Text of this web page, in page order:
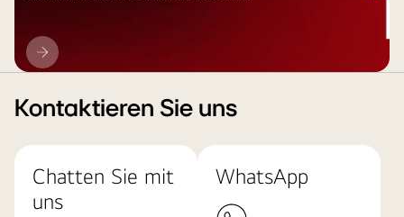
LG
Aktualisieren
Kontaktieren Sie uns
Chatten Sie mit
uns
WhatsApp